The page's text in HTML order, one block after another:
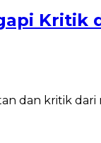
Kritik
dan kritik dari